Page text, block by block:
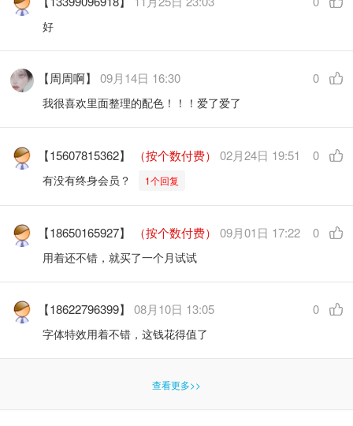
好
【周周啊】09月14日 16:30 0
我很喜欢里面整理的配色！！！爱了爱了
【15607815362】 （按个数付费） 02月24日 19:51 0
有没有终身会员？ 1个回复
【18650165927】 （按个数付费） 09月01日 17:22 0
用着还不错，就买了一个月试试
【18622796399】08月10日 13:05 0
字体特效用着不错，这钱花得值了
查看更多>>